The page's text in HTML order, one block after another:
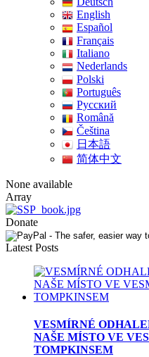
English
Español
Français
Italiano
Nederlands
Polski
Português
Pусский
Română
Čeština
日本語
简体中文
None available
Array
Donate
Latest Posts
VESMÍRNÉ
NAŠE MÍSTO VE
TOMPKINSEM